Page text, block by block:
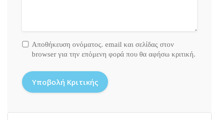
Αποθήκευση ονόματος. email και σελίδας στον
browser για την επόμενη φορά που θα αφήσω κριτική.